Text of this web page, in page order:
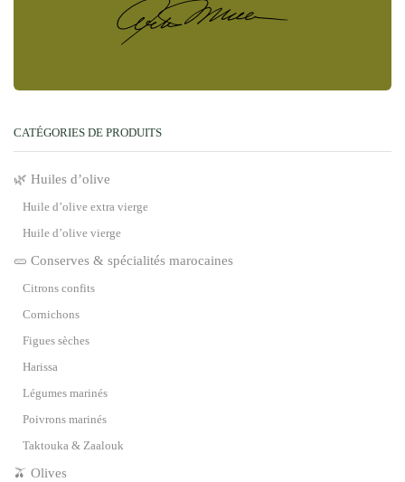
CATÉGORIES DE PRODUITS
🌿 Huiles d’olive
Huile d’olive extra vierge
Huile d’olive vierge
🥒 Conserves & spécialités marocaines
Citrons confits
Cornichons
Figues sèches
Harissa
Légumes marinés
Poivrons marinés
Taktouka & Zaalouk
🫒 Olives